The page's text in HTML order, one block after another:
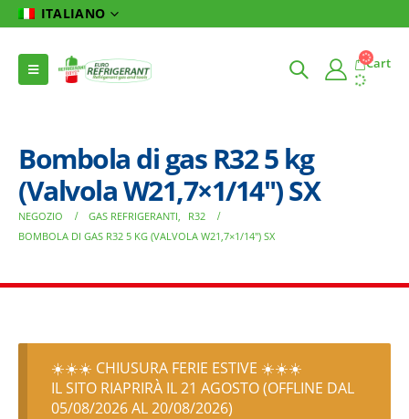
ITALIANO
Cart
Bombola di gas R32 5 kg
(Valvola W21,7×1/14″) SX
NEGOZIO GAS REFRIGERANTI,
R32
BOMBOLA DI GAS R32 5 KG (VALVOLA W21,7×1/14″) SX
☀️☀️☀️ CHIUSURA FERIE ESTIVE ☀️☀️☀️
IL SITO RIAPRIRÀ IL 21 AGOSTO (OFFLINE DAL
05/08/2026 AL 20/08/2026)